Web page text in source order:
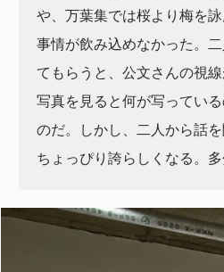
や、万葉集では桜より梅を
事情が飲み込めなかった。
てもらうと、公文さんの視
写真を見ると何が写ってい
のだ。しかし、二人から話
ちょっぴり誇らしくなる。